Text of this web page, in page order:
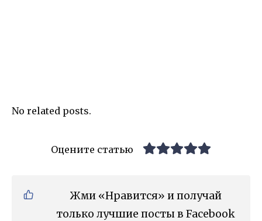
No related posts.
Оцените статью
Жми «Нравится» и получай
только лучшие посты в Facebook